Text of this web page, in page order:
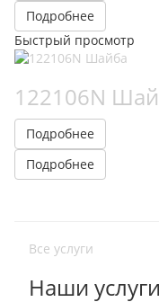
Подробнее
Быстрый просмотр
122106N
Подробнее
Подробнее
Все услуги
Наши услуги